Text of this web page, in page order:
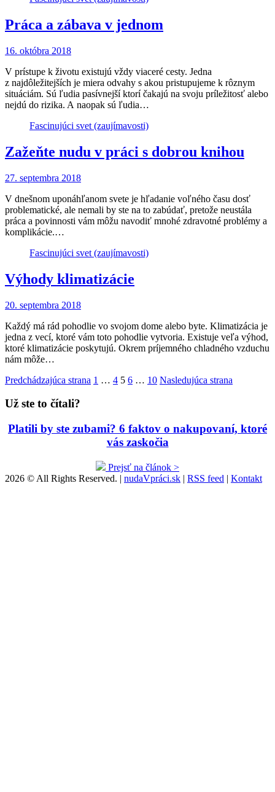
Práca a zábava v jednom
16. októbra 2018
V prístupe k životu existujú vždy viaceré cesty. Jedna
z najdôležitejších je miera odvahy s akou pristupujeme k rôznym
situáciám. Sú ľudia pasívnejší ktorí čakajú na svoju príležitosť alebo
nejdú do rizika. A naopak sú ľudia…
Fascinujúci svet (zaujímavosti)
Zažeňte nudu v práci s dobrou knihou
27. septembra 2018
V dnešnom uponáhľanom svete je hľadanie voľného času dosť
problematické, ale nemali by ste na to zabúdať, pretože neustála
práca a povinnosti vám môžu navodiť mnohé zdravotné problémy a
komplikácie.…
Fascinujúci svet (zaujímavosti)
Výhody klimatizácie
20. septembra 2018
Každý má rád pohodlie vo svojom dome alebo byte. Klimatizácia je
jedna z vecí, ktoré vám toto pohodlie vytvoria. Existuje veľa výhod,
ktoré klimatizácie poskytujú. Okrem príjemného chladného vzduchu
nám môže…
Stránkovanie
príspevkov
Predchádzajúca strana 1 … 4 5 6 … 10 Nasledujúca strana
Už ste to čítali?
Platili by ste zubami? 6 faktov o nakupovaní, ktoré
vás zaskočia
Prejsť na článok >
2026 © All Rights Reserved. | nudaVpráci.sk | RSS feed | Kontakt